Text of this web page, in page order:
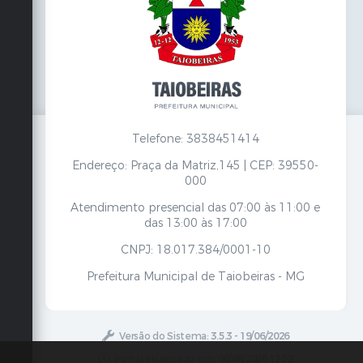
Telefone: 3838451414
Endereço: Praça da Matriz,145 | CEP: 39550-
000
Atendimento presencial das 07:00 às 11:00 e
das 13:00 às 17:00
CNPJ: 18.017.384/0001-10
Prefeitura Municipal de Taiobeiras - MG
Versão do Sistema: 3.5.3 - 19/06/2026